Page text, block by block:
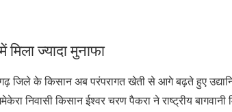
ज्यादा मुनाफा
जिले के किसान अब परंपरागत खेती से आगे बढ़ते हुए
किसान ईश्वर चरण पैकरा ने राष्ट्रीय बागवानी